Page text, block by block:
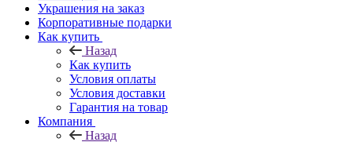
Украшения на заказ
Корпоративные подарки
Как купить
Назад
Как купить
Условия оплаты
Условия доставки
Гарантия на товар
Компания
Назад